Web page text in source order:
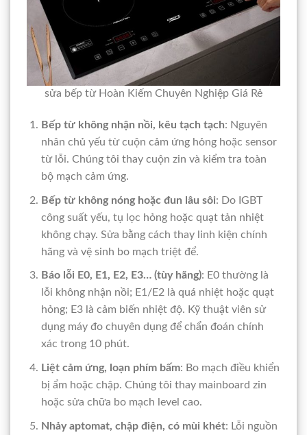
sửa bếp từ Hoàn Kiếm Chuyên Nghiệp Giá Rẻ
Bếp từ không nhận nồi, kêu tạch tạch: Nguyên
nhân chủ yếu từ cuộn cảm ứng hỏng hoặc sensor
từ lỗi. Chúng tôi thay cuộn zin và kiểm tra toàn
bộ mạch cảm ứng.
Bếp từ không nóng hoặc đun lâu sôi: Do IGBT
công suất yếu, tụ lọc hỏng hoặc quạt tản nhiệt
không chạy. Sửa bằng cách thay linh kiện chính
hãng và vệ sinh bo mạch triệt để.
Báo lỗi E0, E1, E2, E3… (tùy hãng): E0 thường là
lỗi không nhận nồi; E1/E2 là quá nhiệt hoặc quạt
hỏng; E3 là cảm biến nhiệt độ. Kỹ thuật viên sử
dụng máy đo chuyên dụng để chẩn đoán chính
xác trong 10 phút.
Liệt cảm ứng, loạn phím bấm: Bo mạch điều khiển
bị ẩm hoặc chập. Chúng tôi thay mainboard zin
hoặc sửa chữa bo mạch level cao.
Nhảy aptomat, chập điện, có mùi khét: Lỗi nguồn